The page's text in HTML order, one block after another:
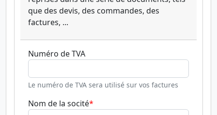
que des devis, des commandes, des
factures, ...
Numéro de TVA
Le numéro de TVA sera utilisé sur vos factures
Nom de la socité